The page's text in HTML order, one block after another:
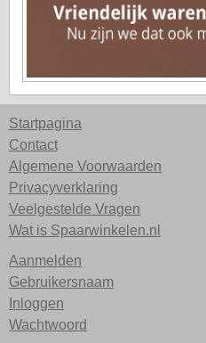
Startpagina
Contact
Algemene Voorwaarden
Privacyverklaring
Veelgestelde Vragen
Wat is Spaarwinkelen.nl
Aanmelden
Gebruikersnaam
Inloggen
Wachtwoord